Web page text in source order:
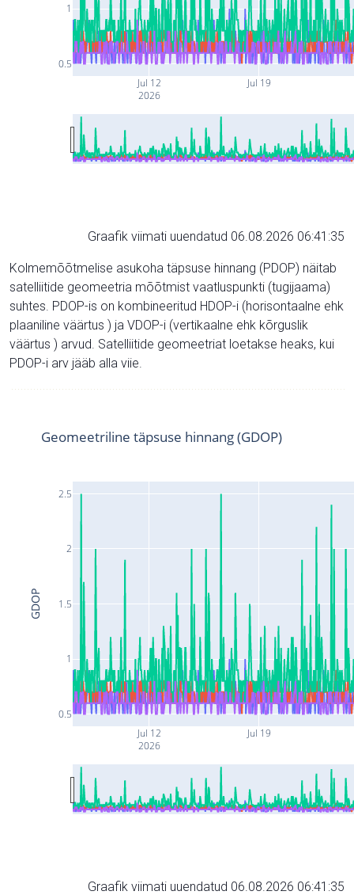
Jul 12
2026
Jul 19
0.5
1
Graafik viimati uuendatud 06.08.2026 06:41:35
Kolmemõõtmelise asukoha täpsuse hinnang (PDOP) näitab
satelliitide geomeetria mõõtmist vaatluspunkti (tugijaama)
suhtes. PDOP-is on kombineeritud HDOP-i (horisontaalne ehk
plaaniline väärtus ) ja VDOP-i (vertikaalne ehk kõrguslik
väärtus ) arvud. Satelliitide geomeetriat loetakse heaks, kui
PDOP-i arv jääb alla viie.
Jul 12
2026
Jul 19
0.5
1
1.5
2
2.5
Geomeetriline täpsuse hinnang (GDOP)
GDOP
Graafik viimati uuendatud 06.08.2026 06:41:35